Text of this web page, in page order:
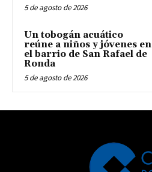
5 de agosto de 2026
Un tobogán acuático
reúne a niños y jóvenes en
el barrio de San Rafael de
Ronda
5 de agosto de 2026